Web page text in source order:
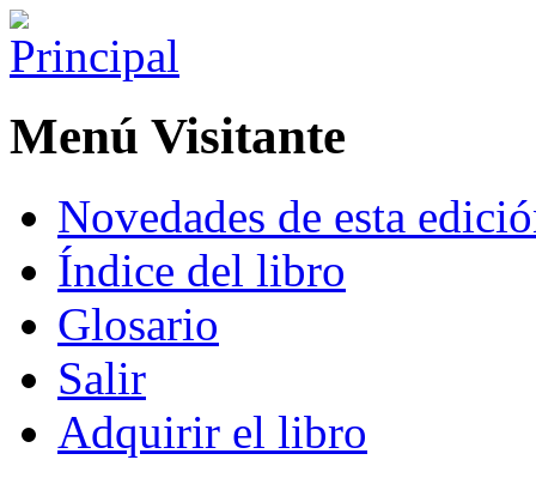
Menú Visitante
Novedades de esta
Índice del libro
Glosario
Salir
Adquirir el libro